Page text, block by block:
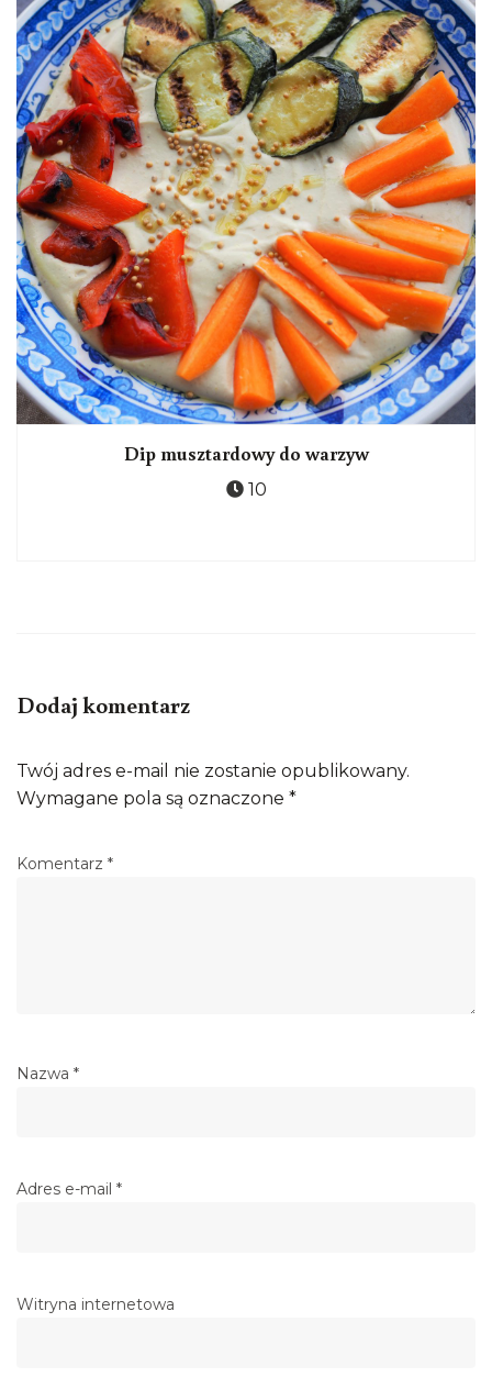
Dip musztardowy do warzyw
10
Dodaj komentarz
Twój adres e-mail nie zostanie opublikowany.
Wymagane pola są oznaczone *
Komentarz *
Nazwa *
Adres e-mail *
Witryna internetowa